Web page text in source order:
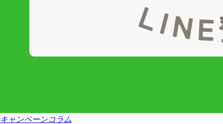
キャンペーンコラム